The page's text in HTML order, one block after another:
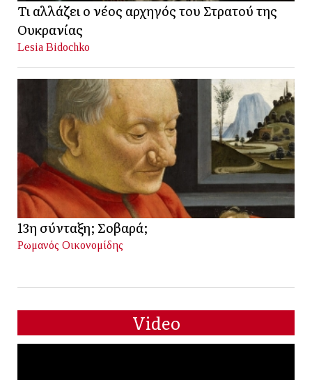
Τι αλλάζει ο νέος αρχηγός του Στρατού της
Ουκρανίας
Lesia Bidochko
13η σύνταξη; Σοβαρά;
Ρωμανός Οικονομίδης
Video